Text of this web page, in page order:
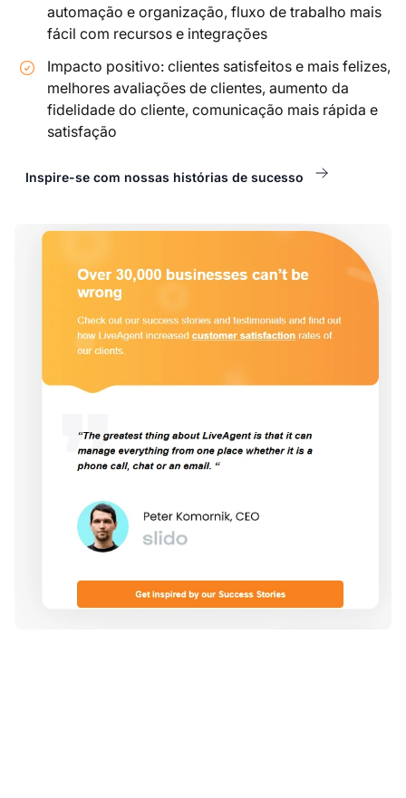
automação e organização, fluxo de trabalho mais
fácil com recursos e integrações
Impacto positivo: clientes satisfeitos e mais felizes,
melhores avaliações de clientes, aumento da
fidelidade do cliente, comunicação mais rápida e
satisfação
Inspire-se com nossas histórias de sucesso